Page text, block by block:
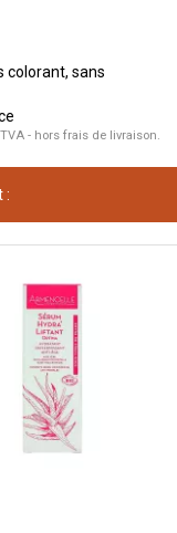
colorant, sans
- hors frais de livraison.
: